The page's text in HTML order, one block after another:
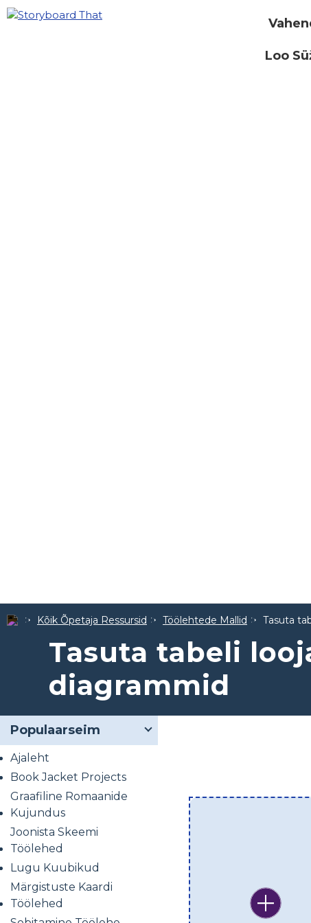
Loo
Kõik Õpetaja Ressursid Töölehtede Mallid Tasuta
Tasuta tabeli
diagrammid
Populaarseim
Ajaleht
Book Jacket Projects
Graafiline Romaanide
Kujundus
Joonista Skeemi
Töölehed
Lugu Kuubikud
Märgistuste Kaardi
Töölehed